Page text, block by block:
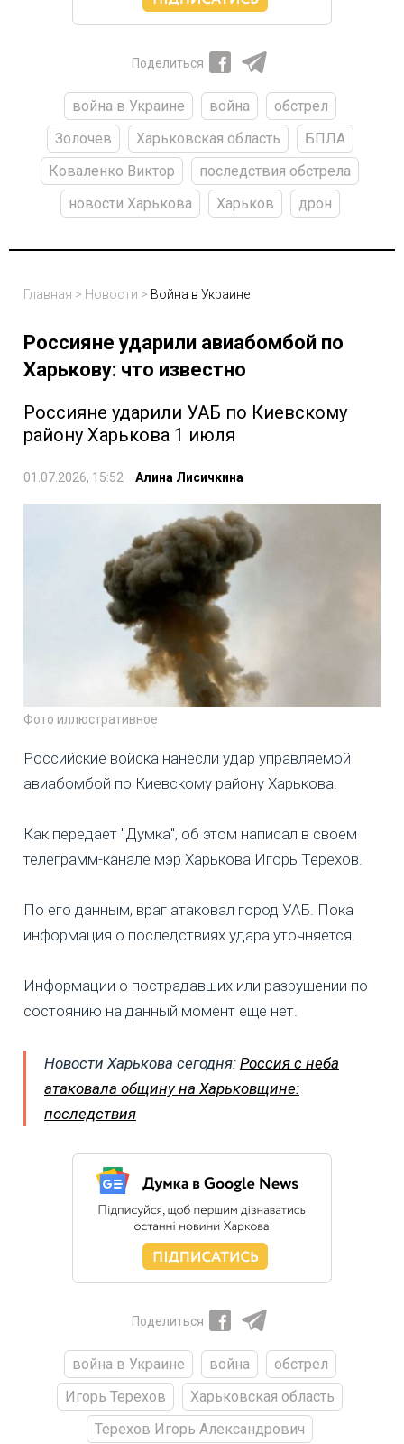
Поделиться
война в Украине война
обстрел
Золочев
Харьковская область
БПЛА
Коваленко Виктор
последствия обстрела
новости Харькова
Харьков дрон
Главная > Новости > Война в Украине
Россияне ударили авиабомбой по
Харькову: что известно
Россияне ударили УАБ по Киевскому
району Харькова 1 июля
01.07.2026, 15:52 Алина Лисичкина
Фото иллюстративное
Российские войска нанесли удар управляемой
авиабомбой по Киевскому району Харькова.
Как передает "Думка", об этом написал в своем
телеграмм-канале мэр Харькова Игорь Терехов.
По его данным, враг атаковал город УАБ. Пока
информация о последствиях удара уточняется.
Информации о пострадавших или разрушении по
состоянию на данный момент еще нет.
Новости Харькова сегодня: Россия с неба
атаковала общину на Харьковщине:
последствия
Поделиться
война в Украине война
обстрел
Игорь Терехов
Харьковская область
Терехов Игорь Александрович